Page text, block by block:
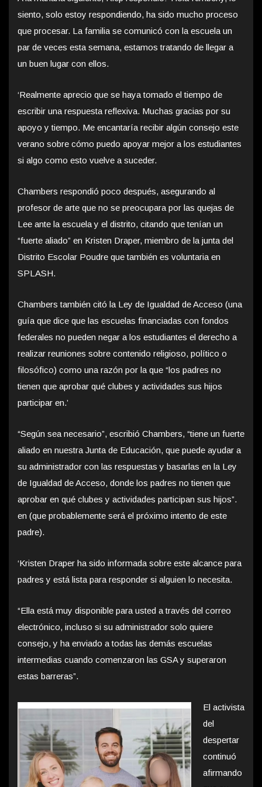
siento, solo estoy respondiendo, ha sido mucho proceso
que procesar. La familia se comunicó con la escuela un
par de veces esta semana, estamos tratando de llegar a
un buen lugar con ellos.
‘Realmente aprecio que se haya tomado el tiempo de
escribir una respuesta reflexiva. Muchas gracias por su
apoyo y tiempo. Me encantaría recibir algún consejo este
verano sobre cómo puedo apoyar mejor a los estudiantes
si algo como esto vuelve a suceder.
Chambers respondió poco después, asegurando al
profesor de arte que no se preocupara por las quejas de
Lee ante la escuela y el distrito, citando que tenían un
“fuerte aliado” en Kristen Draper, miembro de la junta del
Distrito Escolar Poudre que también es voluntaria en
SPLASH.
Chambers también citó la Ley de Igualdad de Acceso (una
guía que dice que las escuelas financiadas con fondos
federales no pueden negar a los estudiantes el derecho a
realizar reuniones sobre contenido religioso, político o
filosófico) como una razón por la que “los padres no
tienen que aprobar qué clubes y actividades sus hijos
participar en.’
“Según sea necesario”, escribió Chambers, “tiene un fuerte
aliado en nuestra Junta de Educación, que puede ayudar a
su administrador con las respuestas y basarlas en la Ley
de Igualdad de Acceso, donde los padres no tienen que
aprobar en qué clubes y actividades participan sus hijos”.
en (que probablemente será el próximo intento de este
padre).
‘Kristen Draper ha sido informada sobre este alcance para
padres y está lista para responder si alguien lo necesita.
“Ella está muy disponible para usted a través del correo
electrónico, incluso si su administrador solo quiere
consejo, y ha enviado a todas las demás escuelas
intermedias cuando comenzaron las GSA y superaron
estas barreras”.
El activista
del
despertar
continuó
afirmando